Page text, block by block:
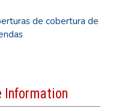
de cobertura de
Information